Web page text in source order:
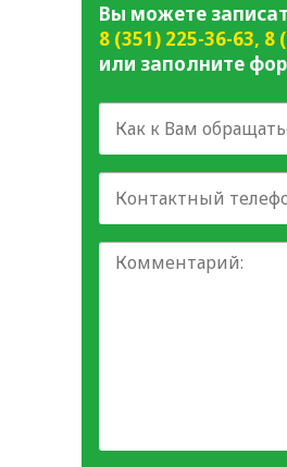
Вы можете
8 (351) 225-36-63, 8
или заполните